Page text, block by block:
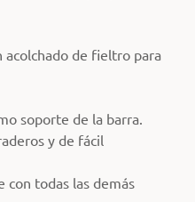
acolchado de fieltro para
soporte de la barra.
y de fácil
con todas las demás